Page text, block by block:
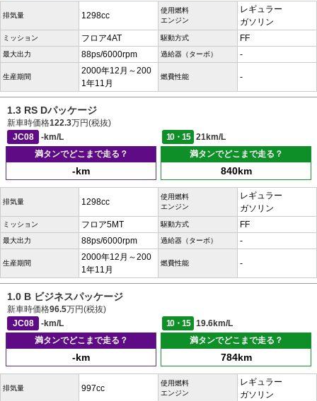
排気量 1298cc
使用燃料
エンジン
レギュラー
ガソリン
ミッション フロア4AT 駆動方式 FF
最大出力 88ps/6000rpm 過給器（ターボ） -
生産期間
2000年12月～200
1年11月
燃費性能 -
1.3 RS Dパッケージ
新車時価格122.3万円(税抜)
JC08
-km/L 10・15
21km/L
満タンでどこまで走る？
-km
満タンでどこまで走る？
840km
排気量 1298cc
使用燃料
エンジン
レギュラー
ガソリン
ミッション フロア5MT 駆動方式 FF
最大出力 88ps/6000rpm 過給器（ターボ） -
生産期間
2000年12月～200
1年11月
燃費性能 -
1.0 B ビジネスパッケージ
新車時価格96.5万円(税抜)
JC08
-km/L 10・15
19.6km/L
満タンでどこまで走る？
-km
満タンでどこまで走る？
784km
排気量 997cc
使用燃料
エンジン
レギュラー
ガソリン